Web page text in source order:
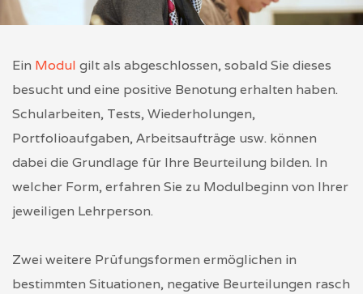
Ein Modul gilt als abgeschlossen, sobald Sie dieses
besucht und eine positive Benotung erhalten haben.
Schularbeiten, Tests, Wiederholungen,
Portfolioaufgaben, Arbeitsaufträge usw. können
dabei die Grundlage für Ihre Beurteilung bilden. In
welcher Form, erfahren Sie zu Modulbeginn von Ihrer
jeweiligen Lehrperson.
Zwei weitere Prüfungsformen ermöglichen in
bestimmten Situationen, negative Beurteilungen rasch